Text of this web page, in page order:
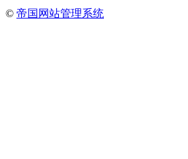
© 帝国网站管理系统